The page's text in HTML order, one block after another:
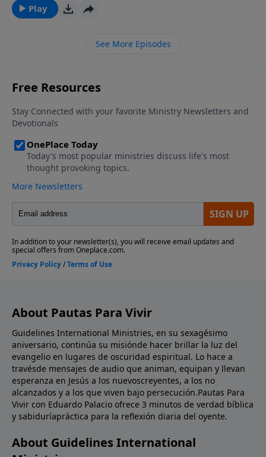
Play
See More Episodes
About Pautas Para Vivir
Guidelines International Ministries, en su sexagésimo
aniversario, continúa su misiónde hacer brillar la luz del
evangelio en lugares de oscuridad espiritual. Lo hace a
travésde mensajes de audio que animan, equipan y llevan
esperanza en Jesús a los nuevoscreyentes, a los no
alcanzados y a los que viven bajo persecución.Pautas Para
Vivir con Eduardo Palacio ofrece 3 minutos de verdad bíblica
y sabiduríapráctica para la reflexión diaria del oyente.
About Guidelines International